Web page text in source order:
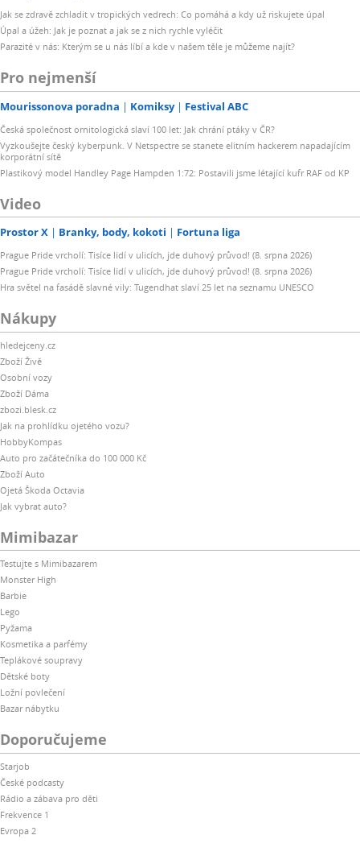
Jak se zdravě zchladit v tropických vedrech: Co pomáhá a kdy už riskujete úpal
Úpal a úžeh: Jak je poznat a jak se z nich rychle vyléčit
Parazité v nás: Kterým se u nás líbí a kde v našem těle je můžeme najít?
Pro nejmenší
Mourissonova poradna Komiksy Festival ABC
Česká společnost ornitologická slaví 100 let: Jak chrání ptáky v ČR?
Vyzkoušejte český kyberpunk. V Netspectre se stanete elitním hackerem napadajícím
korporátní sítě
Plastikový model Handley Page Hampden 1:72: Postavili jsme létající kufr RAF od KP
Video
Prostor X Branky, body, kokoti Fortuna liga
Prague Pride vrcholí: Tisíce lidí v ulicích, jde duhový průvod! (8. srpna 2026)
Prague Pride vrcholí: Tisíce lidí v ulicích, jde duhový průvod! (8. srpna 2026)
Hra světel na fasádě slavné vily: Tugendhat slaví 25 let na seznamu UNESCO
Nákupy
hledejceny.cz
Zboží Živě
Osobní vozy
Zboží Dáma
zbozi.blesk.cz
Jak na prohlídku ojetého vozu?
HobbyKompas
Auto pro začátečníka do 100 000 Kč
Zboží Auto
Ojetá Škoda Octavia
Jak vybrat auto?
Mimibazar
Testujte s Mimibazarem
Monster High
Barbie
Lego
Pyžama
Kosmetika a parfémy
Teplákové soupravy
Dětské boty
Ložní povlečení
Bazar nábytku
Doporučujeme
Starjob
České podcasty
Rádio a zábava pro děti
Frekvence 1
Evropa 2